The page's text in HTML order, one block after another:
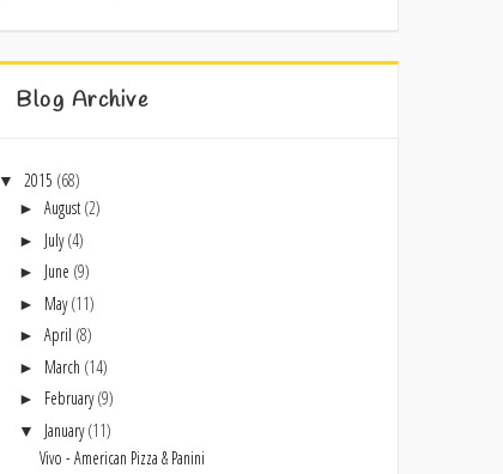
Blog Archive
▼ 2015 (68)
► August(2)
► July(4)
► June (9)
► May(11)
► April (8)
► March (14)
► February(9)
▼ January(11)
Vivo - American Pizza & Panini